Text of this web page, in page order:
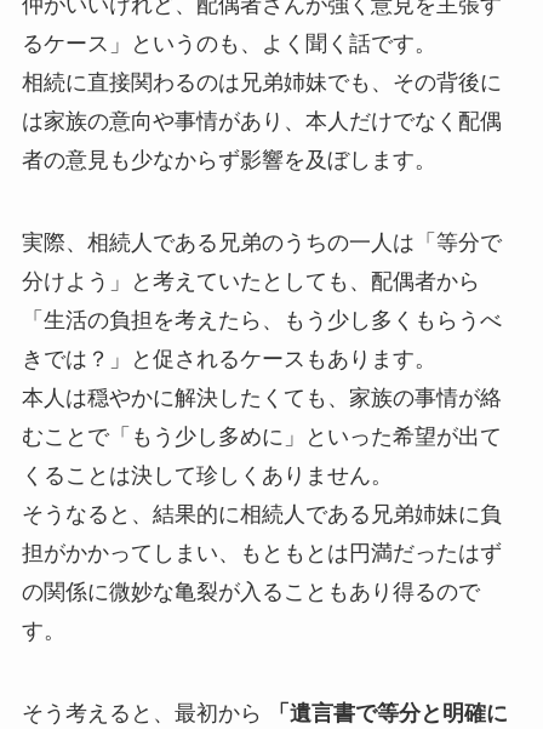
るケース」というのも、よく聞く話です。
相続に直接関わるのは兄弟姉妹でも、その背後に
は家族の意向や事情があり、本人だけでなく配偶
者の意見も少なからず影響を及ぼします。
実際、相続人である兄弟のうちの一人は「等分で
分けよう」と考えていたとしても、配偶者から
「生活の負担を考えたら、もう少し多くもらうべ
きでは？」と促されるケースもあります。
本人は穏やかに解決したくても、家族の事情が絡
むことで「もう少し多めに」といった希望が出て
くることは決して珍しくありません。
そうなると、結果的に相続人である兄弟姉妹に負
担がかかってしまい、もともとは円満だったはず
の関係に微妙な亀裂が入ることもあり得るので
す。
そう考えると、最初から
「遺言書で等分と明確に